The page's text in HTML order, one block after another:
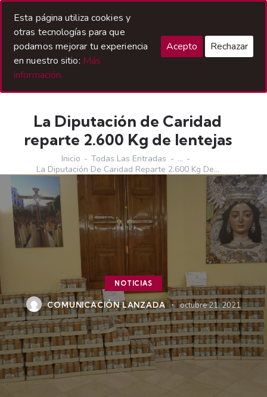
La Diputación de Caridad
reparte 2.600 Kg de lentejas
Inicio Todas Las Entradas
...
La Diputación De Caridad Reparte 2.600 Kg De...
NOTICIAS
COMUNICACIÓN LANZADA octubre 21, 2021
Esta página utiliza cookies y
otras tecnologías para que
podamos mejorar tu experiencia
en nuestro sitio: Más
información.
Acepto Rechazar